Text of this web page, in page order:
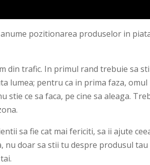
pozitionarea produselor in
din trafic. In primul rand trebuie sa
lumea; pentru ca in prima faza, omul
stie ce sa faca, pe cine sa aleaga.
sa fie cat mai fericiti, sa ii ajute
nu doar sa stii tu despre produsul tau